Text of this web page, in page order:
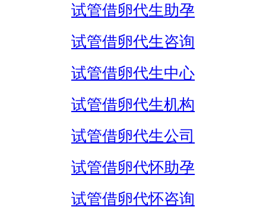
试管借卵代生助孕
试管借卵代生咨询
试管借卵代生中心
试管借卵代生机构
试管借卵代生公司
试管借卵代怀助孕
试管借卵代怀咨询